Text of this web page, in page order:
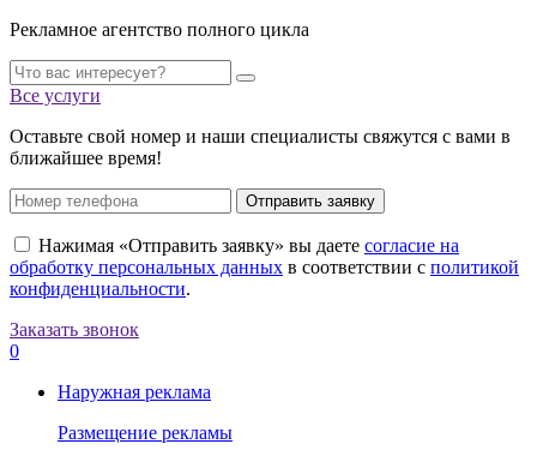
Рекламное агентство полного цикла
Все услуги
Оставьте свой номер и наши специалисты свяжутся с вами в
ближайшее время!
Отправить заявку
Нажимая «Отправить заявку» вы даете согласие на
обработку персональных данных в соответствии с политикой
конфиденциальности.
Заказать звонок
0
Наружная реклама
Размещение рекламы